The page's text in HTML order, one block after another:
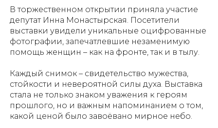
В торжественном открытии приняла участие
депутат Инна Монастырская. Посетители
выставки увидели уникальные оцифрованные
фотографии, запечатлевшие незаменимую
помощь женщин – как на фронте, так и в тылу.
Каждый снимок – свидетельство мужества,
стойкости и невероятной силы духа. Выставка
стала не только знаком уважения к героям
прошлого, но и важным напоминанием о том,
какой ценой было завоёвано мирное небо.